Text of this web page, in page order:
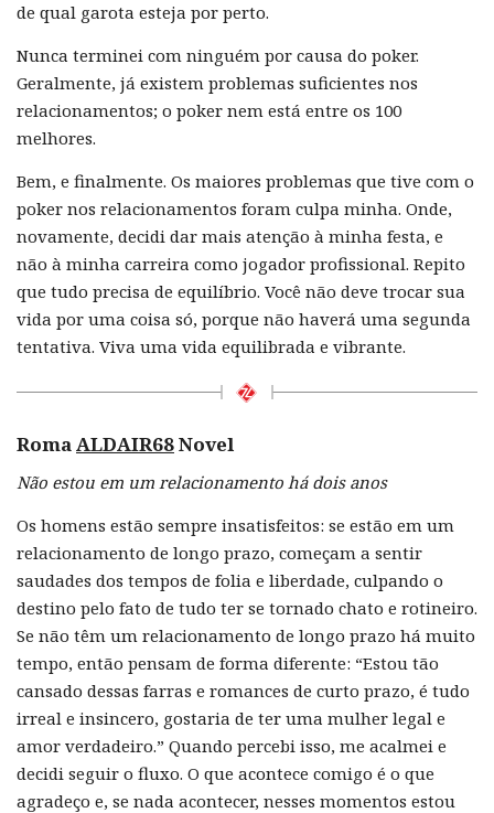
de qual garota esteja por perto.
Nunca terminei com ninguém por causa do poker.
Geralmente, já existem problemas suficientes nos
relacionamentos; o poker nem está entre os 100
melhores.
Bem, e finalmente. Os maiores problemas que tive com o
poker nos relacionamentos foram culpa minha. Onde,
novamente, decidi dar mais atenção à minha festa, e
não à minha carreira como jogador profissional. Repito
que tudo precisa de equilíbrio. Você não deve trocar sua
vida por uma coisa só, porque não haverá uma segunda
tentativa. Viva uma vida equilibrada e vibrante.
RomaALDAIR68Novel
Não estou em um relacionamento há dois anos
Os homens estão sempre insatisfeitos: se estão em um
relacionamento de longo prazo, começam a sentir
saudades dos tempos de folia e liberdade, culpando o
destino pelo fato de tudo ter se tornado chato e rotineiro.
Se não têm um relacionamento de longo prazo há muito
tempo, então pensam de forma diferente: “Estou tão
cansado dessas farras e romances de curto prazo, é tudo
irreal e insincero, gostaria de ter uma mulher legal e
amor verdadeiro.” Quando percebi isso, me acalmei e
decidi seguir o fluxo. O que acontece comigo é o que
agradeço e, se nada acontecer, nesses momentos estou